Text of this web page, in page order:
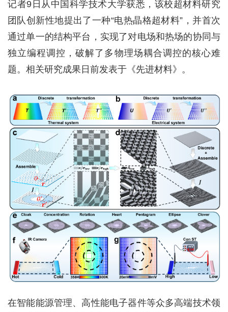
记者9日从中国科学技术大学获悉，该校超材料研究
团队创新性地提出了一种“电热晶格超材料”，并首次
通过单一的结构平台，实现了对电场和热场的协同与
独立编程调控，破解了多物理场耦合调控的核心难
题。相关研究成果日前发表于《先进材料》。
在智能能源管理、高性能电子器件等众多高端技术领